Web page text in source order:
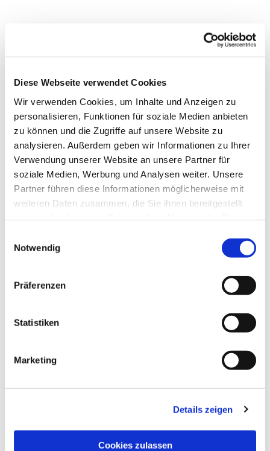
Diese Webseite verwendet Cookies
Wir verwenden Cookies, um Inhalte und Anzeigen zu
personalisieren, Funktionen für soziale Medien anbieten
zu können und die Zugriffe auf unsere Website zu
analysieren. Außerdem geben wir Informationen zu Ihrer
Verwendung unserer Website an unsere Partner für
soziale Medien, Werbung und Analysen weiter. Unsere
Partner führen diese Informationen möglicherweise mit
weiteren Daten zusammen, die Sie ihnen bereitgestellt
Notwendig
Präferenzen
Statistiken
Marketing
Details zeigen
Cookies zulassen
Dies könnte Sie auch
interessieren